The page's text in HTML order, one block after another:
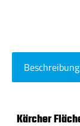
Beschreibung
Kärcher